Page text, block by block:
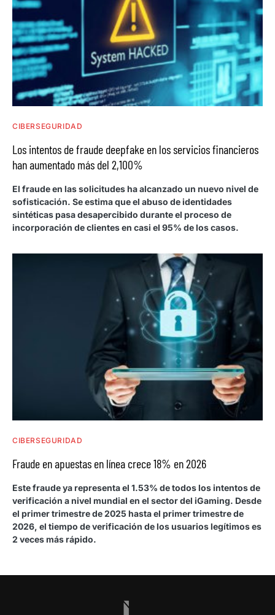
CIBERSEGURIDAD
Los intentos de fraude deepfake en los servicios financieros
han aumentado más del 2,100%
El fraude en las solicitudes ha alcanzado un nuevo nivel de
sofisticación. Se estima que el abuso de identidades
sintéticas pasa desapercibido durante el proceso de
incorporación de clientes en casi el 95% de los casos.
CIBERSEGURIDAD
Fraude en apuestas en línea crece 18% en 2026
Este fraude ya representa el 1.53% de todos los intentos de
verificación a nivel mundial en el sector del iGaming. Desde
el primer trimestre de 2025 hasta el primer trimestre de
2026, el tiempo de verificación de los usuarios legítimos es
2 veces más rápido.